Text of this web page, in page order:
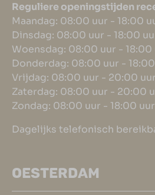
Reguliere openingstijden
Maandag: 08:00 uur - 18:00
Dinsdag: 08:00 uur - 18:00
Woensdag: 08:00 uur - 18:00
Donderdag: 08:00 uur -
Vrijdag: 08:00 uur - 20:00 uur
Zaterdag: 08:00 uur - 20:00
Zondag: 08:00 uur - 18:00 uur
Dagelijks telefonisch
OESTERDAM